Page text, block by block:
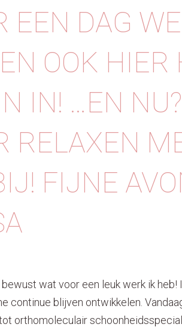
EEN DAG
OOK HIER
IN! …EN
RELAXEN
FIJNE
wat voor een leuk werk ik heb!
continue blijven ontwikkelen.
orthomoleculair